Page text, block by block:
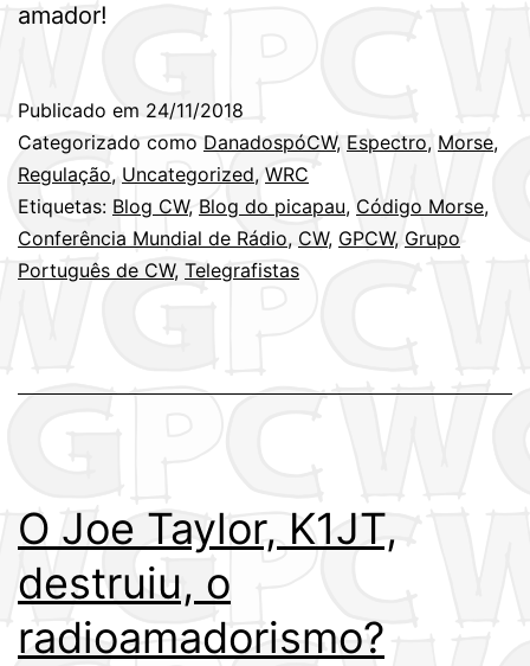
amador!
Publicado em 24/11/2018
Categorizado como DanadospóCW, Espectro, Morse,
Regulação, Uncategorized, WRC
Etiquetas: Blog CW, Blog do picapau, Código Morse,
Conferência Mundial de Rádio, CW, GPCW, Grupo
Português de CW, Telegrafistas
O Joe Taylor, K1JT,
destruiu, o
radioamadorismo?